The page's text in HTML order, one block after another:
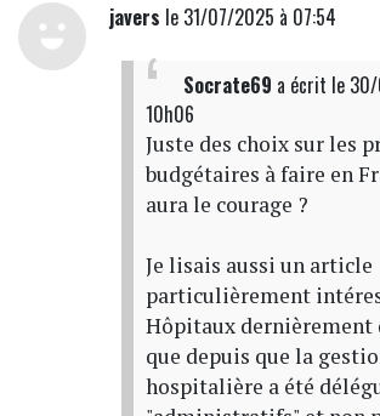
javers le 31/07/2025 à 07:54
Socrate69 a écrit le
10h06
Juste des choix sur les
budgétaires à faire en
aura le courage ?
Je lisais aussi un article
particulièrement
Hôpitaux
que depuis que la
hospitalière a été